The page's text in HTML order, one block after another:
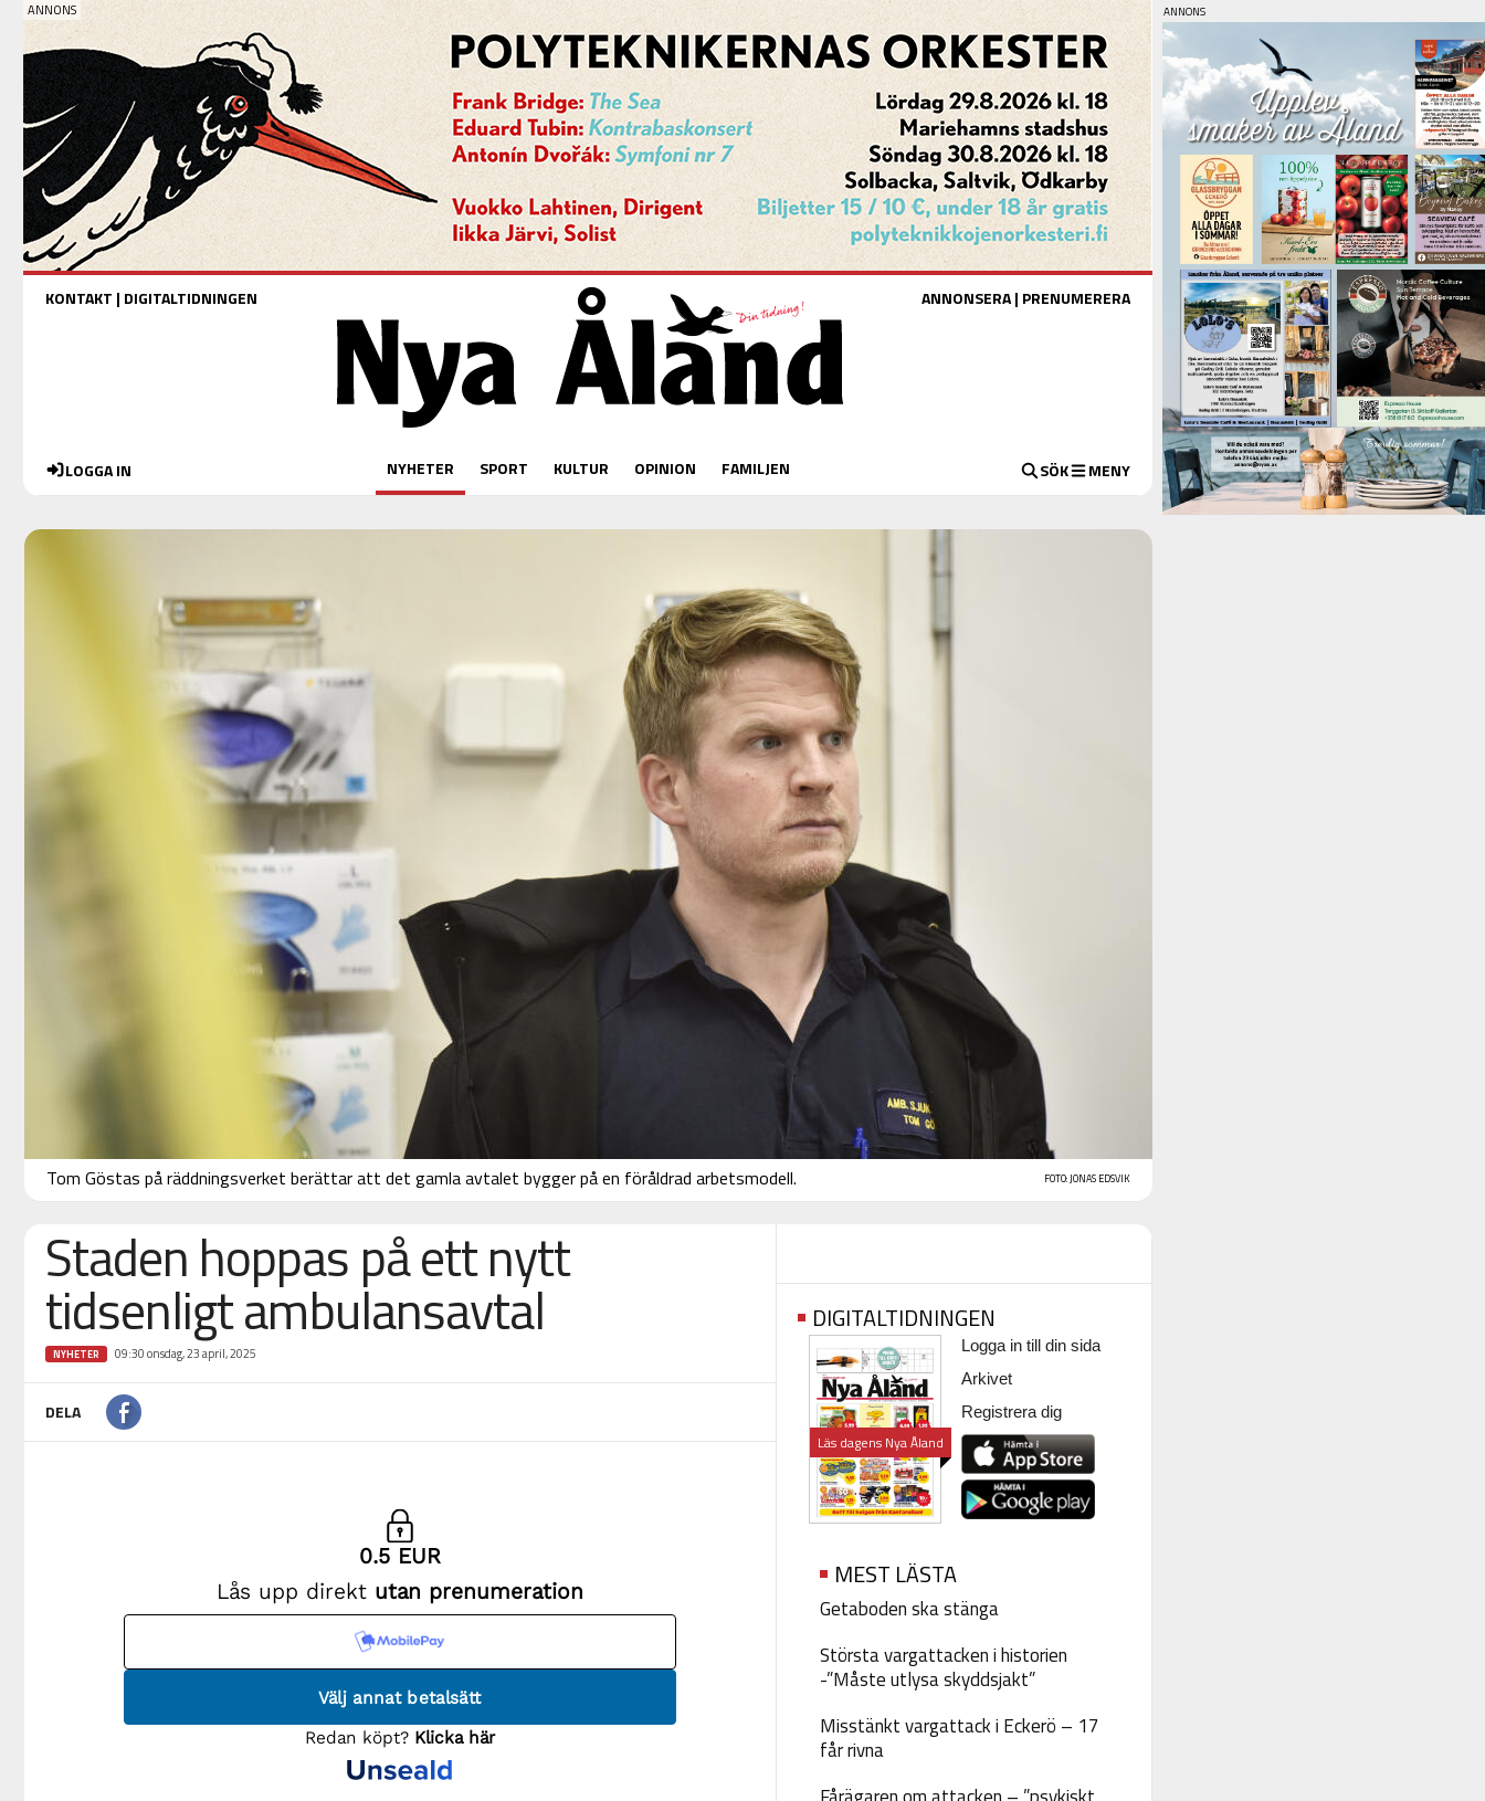
KONTAKT | DIGITALTIDNINGEN ANNONSERA| PRENUMERERA
LOGGA IN NYHETER SPORT KULTUR OPINION FAMILJEN SÖK MENY
FOTO: JONAS EDSVIK
Tom Göstas på räddningsverket berättar att det gamla avtalet bygger på en föråldrad arbetsmodell.
Staden hoppas på ett nytt
tidsenligt ambulansavtal
NYHETER 09:30 onsdag, 23 april, 2025
DELA
DIGITALTIDNINGEN
Läs dagens Nya Åland
Logga in till din sida
Arkivet
Registrera dig
MEST LÄSTA
Getaboden ska stänga
Största vargattacken i historien
-”Måste utlysa skyddsjakt”
Misstänkt vargattack i Eckerö – 17
får rivna